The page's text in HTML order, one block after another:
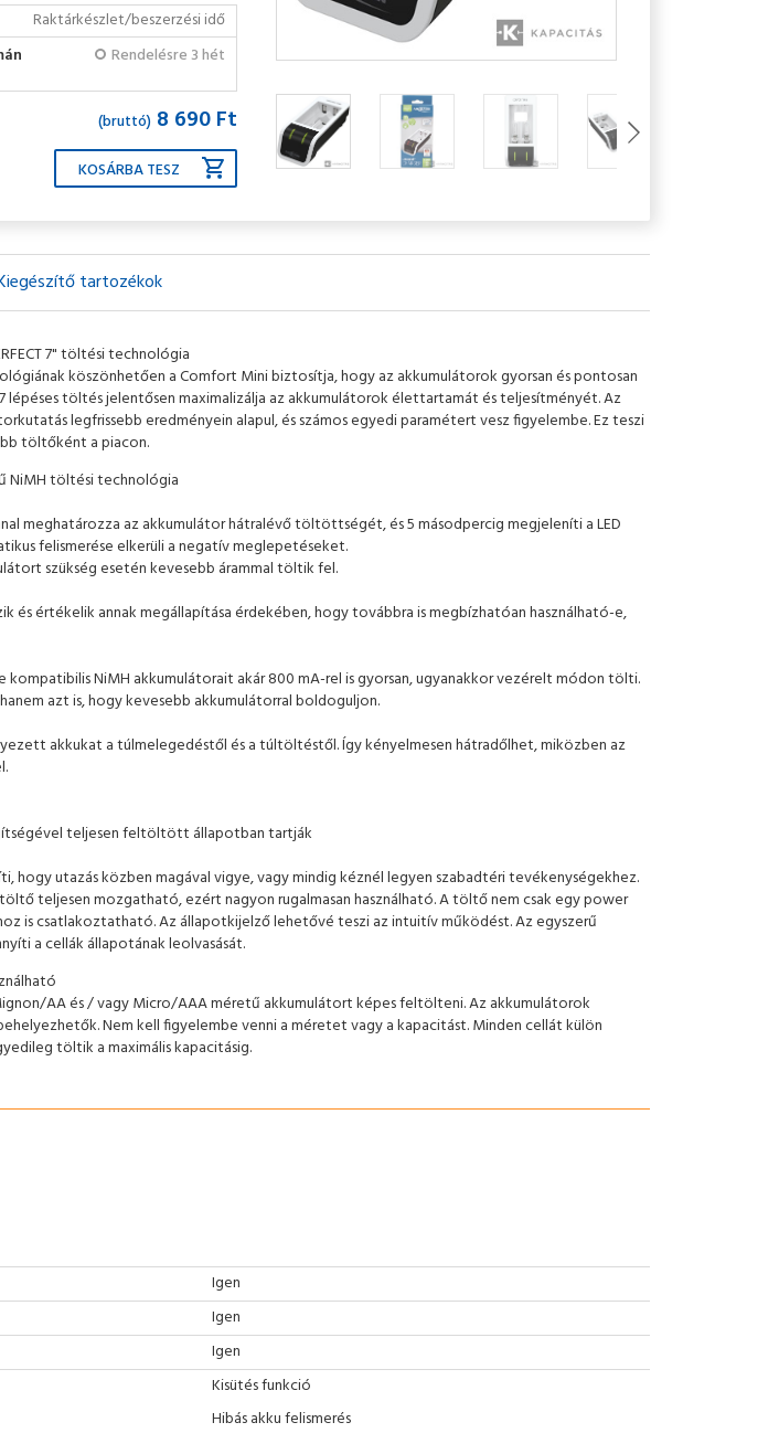
Raktárkészlet/beszerzési idő
Rendelésre 3 hét
(bruttó) 8 690 Ft
tartozékok
7" töltési technológia
köszönhetően a Comfort Mini biztosítja, hogy az akkumulátorok gyorsan és pontosan
töltés jelentősen maximalizálja az akkumulátorok élettartamát és teljesítményét. Az
legfrissebb eredményein alapul, és számos egyedi paramétert vesz figyelembe. Ez teszi
töltőként a piacon.
NiMH töltési technológia
meghatározza az akkumulátor hátralévő töltöttségét, és 5 másodpercig megjeleníti a LED
felismerése elkerüli a negatív meglepetéseket.
szükség esetén kevesebb árammal töltik fel.
és értékelik annak megállapítása érdekében, hogy továbbra is megbízhatóan használható-e,
kompatibilis NiMH akkumulátorait akár 800 mA-rel is gyorsan, ugyanakkor vezérelt módon tölti.
azt is, hogy kevesebb akkumulátorral boldoguljon.
akkukat a túlmelegedéstől és a túltöltéstől. Így kényelmesen hátradőlhet, miközben az
teljesen feltöltött állapotban tartják
hogy utazás közben magával vigye, vagy mindig kéznél legyen szabadtéri tevékenységekhez.
teljesen mozgatható, ezért nagyon rugalmasan használható. A töltő nem csak egy power
is csatlakoztatható. Az állapotkijelző lehetővé teszi az intuitív működést. Az egyszerű
a cellák állapotának leolvasását.
AA és / vagy Micro/AAA méretű akkumulátort képes feltölteni. Az akkumulátorok
Nem kell figyelembe venni a méretet vagy a kapacitást. Minden cellát külön
töltik a maximális kapacitásig.
Igen
Igen
Igen
Kisütés funkció
Hibás akku felismerés